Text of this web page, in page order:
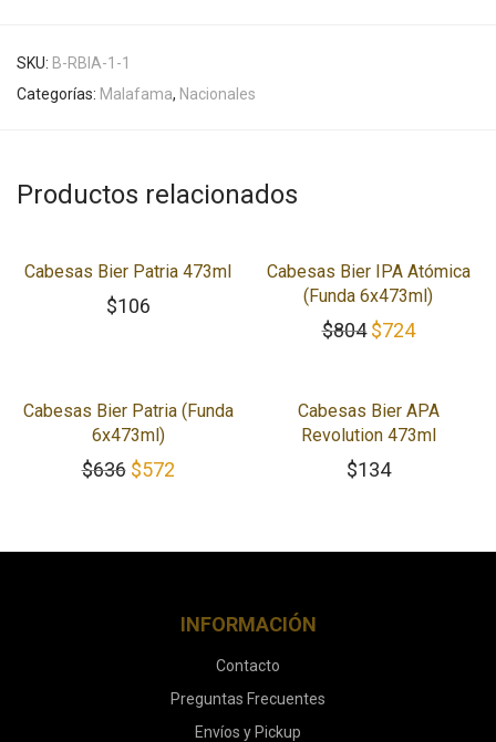
SKU: B-RBIA-1-1
Categorías: Malafama, Nacionales
Productos relacionados
Cabesas Bier Patria 473ml
$106
-10%
Cabesas Bier IPA Atómica
(Funda 6x473ml)
$804 El precio
$724El precio
-10%
Cabesas Bier Patria (Funda
6x473ml)
$636 El precio original era: $636.
$572El precio actual es: $572.
Cabesas Bier APA
Revolution 473ml
$134
INFORMACIÓN
Contacto
Preguntas Frecuentes
Envíos y Pickup